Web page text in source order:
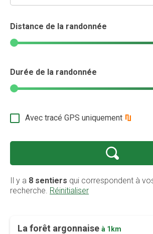
Distance de la randonnée
Durée de la randonnée
Avec tracé GPS uniquement
Il y a 8 sentiers qui correspondent à
recherche. Réinitialiser
La forêt argonnaise à 1km